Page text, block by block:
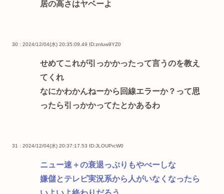
居の高さはヤベーよ
30 : 2024/12/04(水) 20:35:09.49 ID:znluw9YZ0
せめてこれが引っかかったって言うのを教え
てくれ
なにかわかんねーから回線エラーか？って思
ったら引っかかってたとかあるわ
31 : 2024/12/04(水) 20:37:17.53 ID:JLOUPrcW0
ニュー速＋の衰退っぷりもやべーしな
嫌儲とテレビ実況系から人がいなくなったら